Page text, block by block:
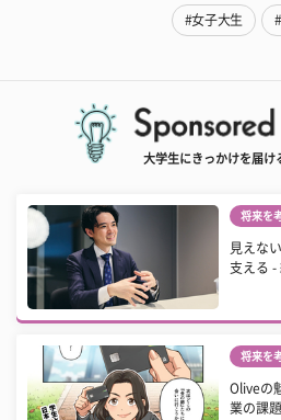
#女子大生
大学生にきっかけを届け
将来を
見えな
支える -
将来を
Oliveの
業の課